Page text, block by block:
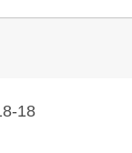
18